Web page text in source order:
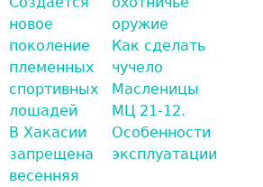
новое
поколение
племенных
спортивных
лошадей
В Хакасии
запрещена
весенняя
оружие
Как сделать
чучело
Масленицы
МЦ 21-12.
Особенности
эксплуатации